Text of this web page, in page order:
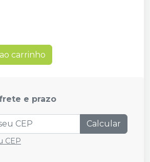
carrinho
e prazo
Calcular
CEP